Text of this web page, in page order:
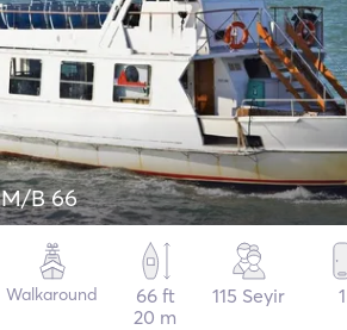
M/B 66
Walkaround
66 ft
20 m
115 Seyir 1